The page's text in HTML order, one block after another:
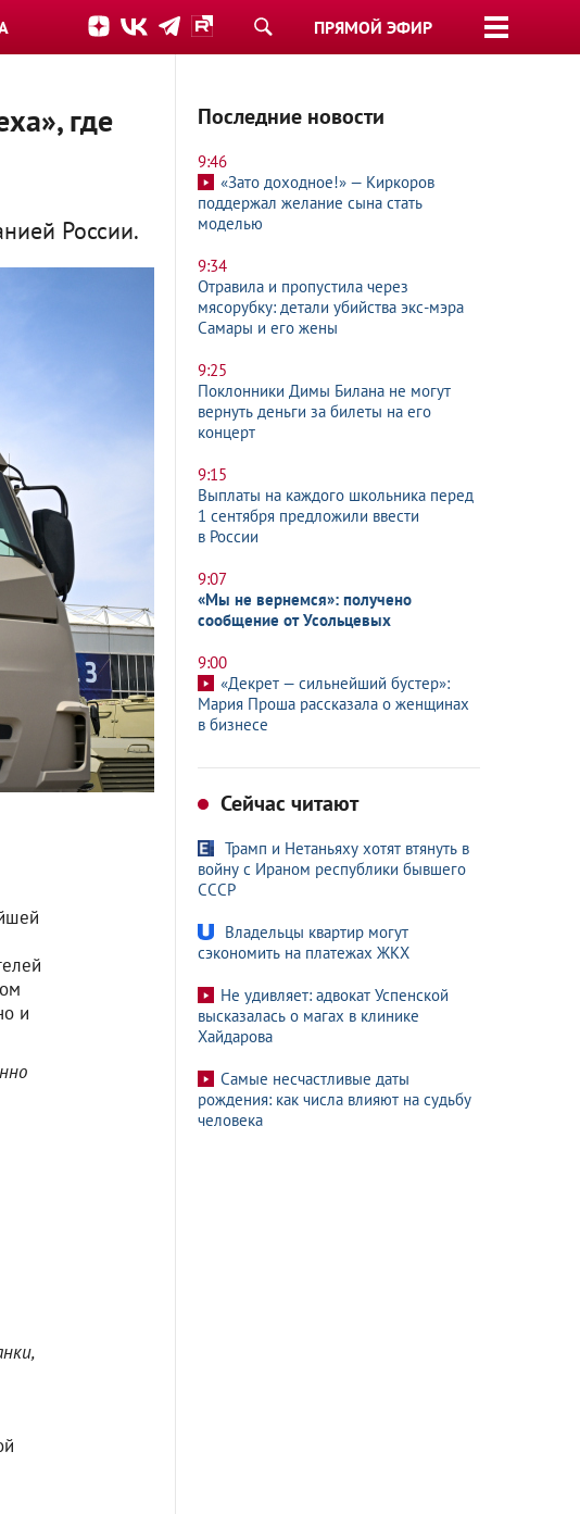
ПРЯМОЙ ЭФИР
где
России.
и
Последние новости
9:46
«Зато доходное!» — Киркоров
поддержал желание сына стать
моделью
9:34
Отравила и пропустила через
мясорубку: детали убийства экс-мэра
Самары и его жены
9:25
Поклонники Димы Билана не могут
вернуть деньги за билеты на его
концерт
9:15
Выплаты на каждого школьника перед
1 сентября предложили ввести
в России
9:07
«Мы не вернемся»: получено
сообщение от Усольцевых
9:00
«Декрет — сильнейший бустер»:
Мария Проша рассказала о женщинах
в бизнесе
Сейчас читают
Трамп и Нетаньяху хотят втянуть в
войну с Ираном республики бывшего
СССР
Владельцы квартир могут
сэкономить на платежах ЖКХ
Не удивляет: адвокат Успенской
высказалась о магах в клинике
Хайдарова
Самые несчастливые даты
рождения: как числа влияют на судьбу
человека